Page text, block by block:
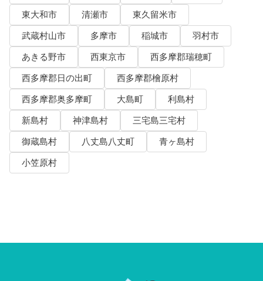
東大和市
清瀬市
東久留米市
武蔵村山市
多摩市 稲城市
羽村市
あきる野市
西東京市
西多摩郡瑞穂町
西多摩郡日の出町
西多摩郡檜原村
西多摩郡奥多摩町
大島町
利島村
新島村
神津島村
三宅島三宅村
御蔵島村
八丈島八丈町
青ヶ島村
小笠原村